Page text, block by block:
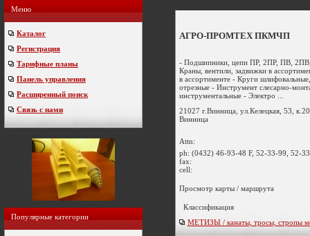
Меню
Каталог
Регистрация
Тарифные планы
Панель управления
Расширенный поиск
Связь с нами
Популярные категории
АГРО-ПРОМТЕХ ПКМЧП
- Подшипники, цепи ПР, 2ПР, ПВ,
Краны, вентили, задвижки в
в ассортименте - Круги
отрезные - Инструмент слесарно-
инструментальные - Электро ...
21027 г.Винница, ул.Келецкая, 53,
Винница
Attn:
ph: (0432) 46-93-48 F, 52-33-99, 52-
fax:
cell:
Просмотр карты / маршрута
Классификация
МЕТИЗЫ / канаты, тросы, стропы